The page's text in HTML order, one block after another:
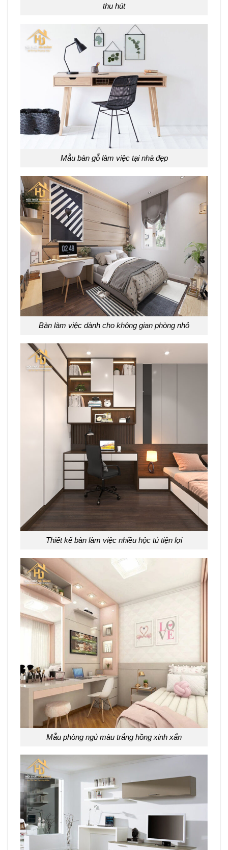
thu hút
Mẫu bàn gỗ làm việc tại nhà đẹp
Bàn làm việc dành cho không gian phòng nhỏ
Thiết kế bàn làm việc nhiều hộc tủ tiện lợi
Mẫu phòng ngủ màu trắng hồng xinh xắn